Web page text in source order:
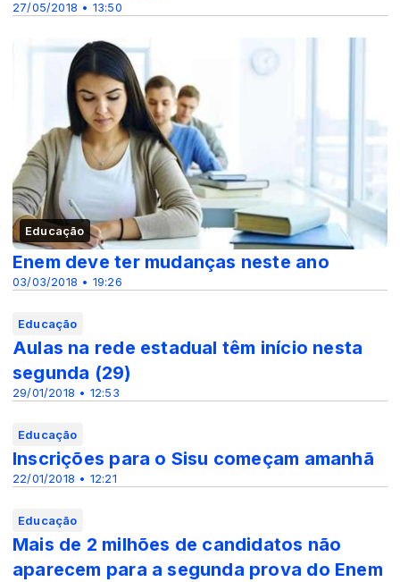
27/05/2018 • 13:50
Educação
03/03/2018 • 19:26
Enem deve ter mudanças neste ano
Educação
29/01/2018 • 12:53
Aulas na rede estadual têm início nesta
segunda (29)
Educação
22/01/2018 • 12:21
Inscrições para o Sisu começam amanhã
Educação
Mais de 2 milhões de candidatos não
aparecem para a segunda prova do Enem